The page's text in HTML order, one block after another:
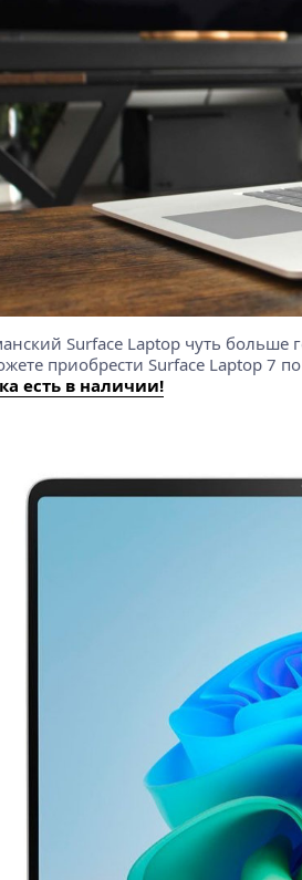
Surface Laptop чуть
приобрести Surface Laptop
есть в наличии!